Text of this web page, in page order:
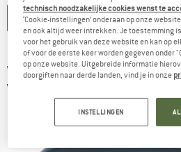
NIEUWE PRODUCTEN IN
WINTERSPORT UITRUSTING EN
VOOR TOURS IN DE SNEEUW
technisch noodzakelijke cookies wenst te
‘Cookie-instellingen’ onderaan op onze
en ook altijd weer intrekken. Je toestemming
voor het gebruik van deze website en kan op
of voor de eerste keer worden gegeven onder
op onze website. Uitgebreide informatie
doorgiften naar derde landen, vind je in onze
INSTELLINGEN